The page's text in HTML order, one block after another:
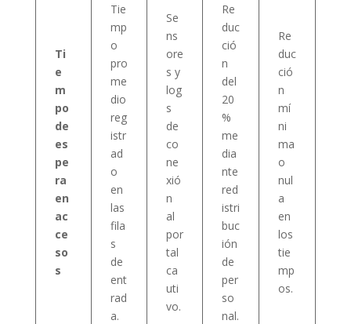
Ti
e
m
po
de
es
pe
ra
en
ac
ce
so
s
Tie
mp
o
pro
me
dio
reg
istr
ad
o
en
las
fila
s
de
ent
rad
a.
Se
ns
ore
s y
log
s
de
co
ne
xió
n
al
por
tal
ca
uti
vo.
Re
duc
ció
n
del
20
%
me
dia
nte
red
istri
buc
ión
de
per
so
nal.
Re
duc
ció
n
mí
ni
ma
o
nul
a
en
los
tie
mp
os.